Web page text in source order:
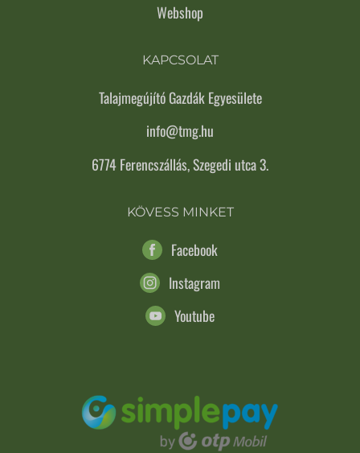
Webshop
KAPCSOLAT
Talajmegújító Gazdák Egyesülete
info@tmg.hu
6774 Ferencszállás, Szegedi utca 3.
KÖVESS MINKET
Facebook
Instagram
Youtube